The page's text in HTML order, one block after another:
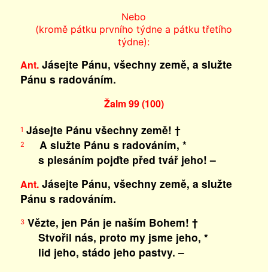
Nebo
(kromě pátku prvního týdne a pátku třetího
týdne):
Ant.Jásejte Pánu, všechny země, a služte
Pánu s radováním.
Žalm 99 (100)
1 Jásejte Pánu všechny země! †
2
A služte Pánu s radováním, *
s plesáním pojďte před tvář jeho! –
Ant.Jásejte Pánu, všechny země, a služte
Pánu s radováním.
3Vězte, jen Pán je naším Bohem! †
Stvořil nás, proto my jsme jeho, *
lid jeho, stádo jeho pastvy. –